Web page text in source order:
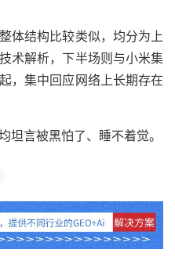
结构比较类似，均分为上
术解析，下半场则与小米集
，集中回应网络上长期存在
言被黑怕了、睡不着觉。